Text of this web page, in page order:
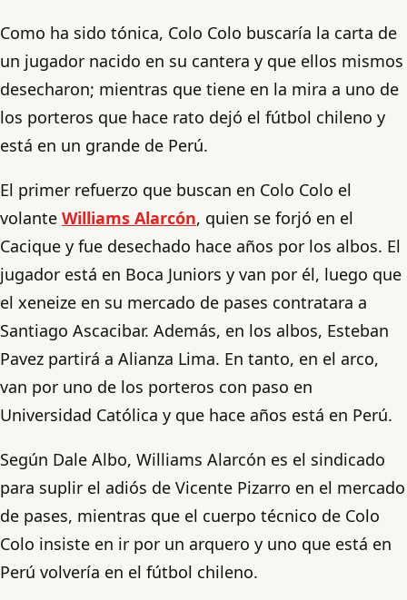
Como ha sido tónica, Colo Colo buscaría la carta de
un jugador nacido en su cantera y que ellos mismos
desecharon; mientras que tiene en la mira a uno de
los porteros que hace rato dejó el fútbol chileno y
está en un grande de Perú.
El primer refuerzo que buscan en Colo Colo el
volante Williams Alarcón, quien se forjó en el
Cacique y fue desechado hace años por los albos. El
jugador está en Boca Juniors y van por él, luego que
el xeneize en su mercado de pases contratara a
Santiago Ascacibar. Además, en los albos, Esteban
Pavez partirá a Alianza Lima. En tanto, en el arco,
van por uno de los porteros con paso en
Universidad Católica y que hace años está en Perú.
Según Dale Albo, Williams Alarcón es el sindicado
para suplir el adiós de Vicente Pizarro en el mercado
de pases, mientras que el cuerpo técnico de Colo
Colo insiste en ir por un arquero y uno que está en
Perú volvería en el fútbol chileno.